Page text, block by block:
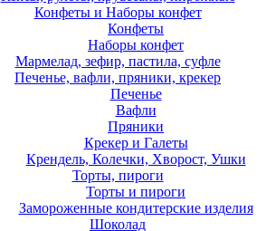
Конфеты и Наборы конфет
Конфеты
Наборы конфет
Мармелад, зефир, пастила, суфле
Печенье, вафли, пряники, крекер
Печенье
Вафли
Пряники
Крекер и Галеты
Крендель, Колечки, Хворост, Ушки
Торты, пироги
Торты и пироги
Замороженные кондитерские изделия
Шоколад